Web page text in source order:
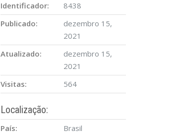
Identificador:
8438
Publicado:
dezembro 15,
2021
Atualizado:
dezembro 15,
2021
Visitas:
564
Localização:
País:
Brasil